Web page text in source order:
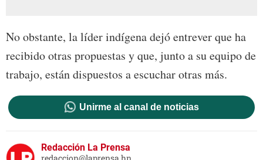
No obstante, la líder indígena dejó entrever que ha
recibido otras propuestas y que, junto a su equipo de
trabajo, están dispuestos a escuchar otras más.
Unirme al canal de noticias
Redacción La Prensa